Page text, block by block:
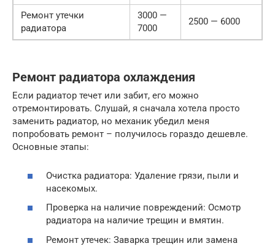
Ремонт утечки
радиатора
3000 —
7000
2500 — 6000
Ремонт радиатора охлаждения
Если радиатор течет или забит, его можно
отремонтировать. Слушай, я сначала хотела просто
заменить радиатор, но механик убедил меня
попробовать ремонт – получилось гораздо дешевле.
Основные этапы:
Очистка радиатора: Удаление грязи, пыли и
насекомых.
Проверка на наличие повреждений: Осмотр
радиатора на наличие трещин и вмятин.
Ремонт утечек: Заварка трещин или замена